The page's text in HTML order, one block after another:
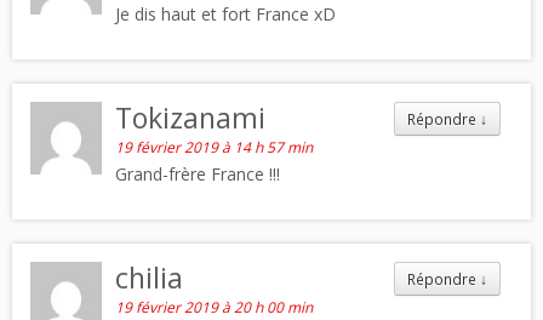
Je dis haut et fort France xD
Répondre ↓
Tokizanami
19 février 2019 à 14 h 57 min
Grand-frère France !!!
Répondre ↓
chilia
19 février 2019 à 20 h 00 min